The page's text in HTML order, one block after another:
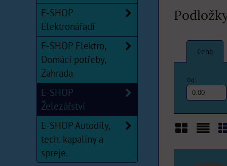
Cena
Od:
Mřížka
E-SHOP
Elektronářadí
E-SHOP Elektro,
Domácí potřeby,
Zahrada
E-SHOP
Železářství
E-SHOP Autodíly,
tech. kapaliny a
spreje.